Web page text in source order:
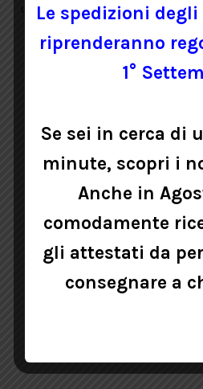
una recensione.
Le spedizioni
riprenderanno
1°
Se sei in cerca di
minute, scopri i
Anche in
comodamente
gli attestati da
consegnare a